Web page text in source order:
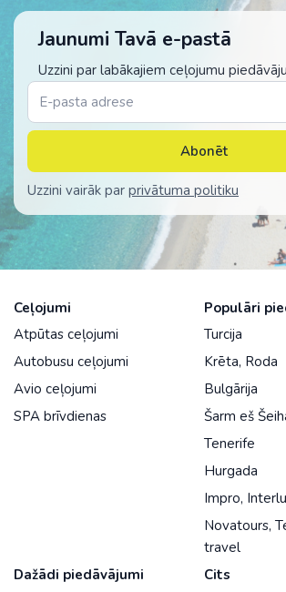
Jaunumi Tavā e-pastā
Uzzini par labākajiem ceļojumu
Abonēt
Uzzini vairāk par privātuma politiku
Ceļojumi
Atpūtas ceļojumi
Autobusu ceļojumi
Avio ceļojumi
SPA brīvdienas
Populāri
Turcija
Krēta, Roda
Bulgārija
Šarm eš
Tenerife
Hurgada
Impro,
Novatours,
travel
Dažādi piedāvājumi
Cits